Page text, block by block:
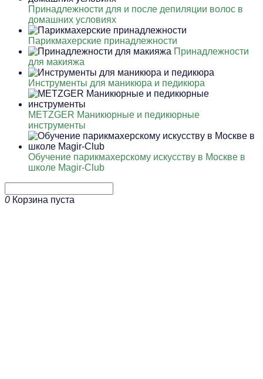
Принадлежности для и после депиляции волос в
домашних условиях
Парикмахерские принадлежности
Принадлежности
для макияжа
Инструменты для маникюра и педикюра
METZGER Маникюрные и педикюрные
инструменты
Обучение парикмахерскому искусству в Москве в
школе Magir-Club
0 Корзина пуста